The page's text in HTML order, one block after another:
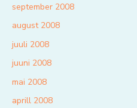
september 2008
august 2008
juuli 2008
juuni 2008
mai 2008
aprill 2008